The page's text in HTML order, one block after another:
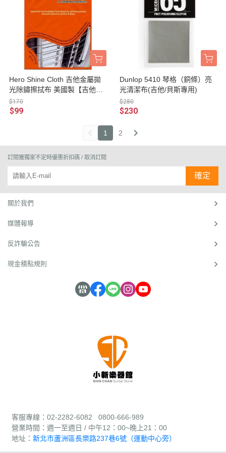
Hero Shine Cloth 吉他金屬拋
光除鏽擦拭布 美國製【吉他專
用/貝斯專用/保養/清潔/琴衍/銅
條/弦紐/弦栓/搖座/拾音器蓋】
$170
$99
Dunlop 5410 琴格（銅條）亮
光清潔布(吉他/貝斯專用)
$280
$230
1 2
客服專線：02-2282-6082 0800-666-989
營業時間：週一至週日 / 中午12：00~晚上21：00
地址： 新北市蘆洲區長樂路237巷6號（運動中心旁）
訂閱獲獨家不定時優惠折扣碼 / 取消訂閱
確定
關於我們
媒體報導
反詐騙公告
現金積點規則